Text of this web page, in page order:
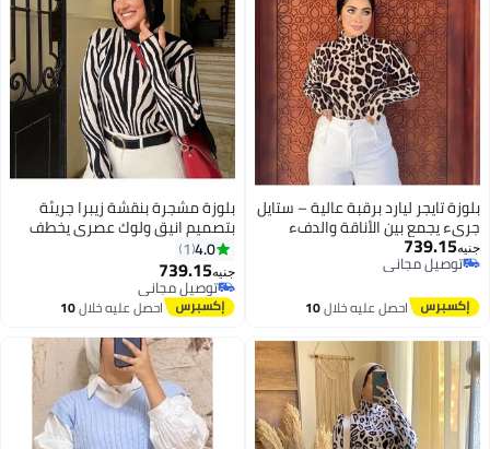
بلوزة تايجر ليارد برقبة عالية – ستايل
جريء يجمع بين الأناقة والدفء
بلوزه بصباع تجمع بين الشياكه
والاناقه كود 4500
جنيه739.15
توصيل مجاني
توصيل مجاني
احصل عليه خلال10
اغسطس
بلوزة مشجرة بنقشة زيبرا جريئة
بتصميم انيق ولوك عصري يخطف
الأنظار ويمنحك إطلالة مليانة
وجاذبية كود 4501.1
4.0
1
جنيه739.15
توصيل مجاني
توصيل مجانياحصل عليه خلال10
اغسطس